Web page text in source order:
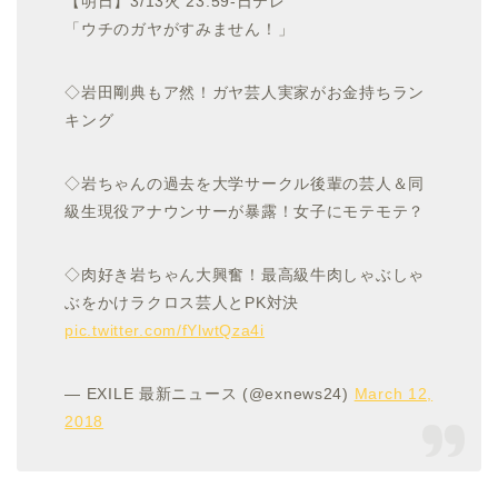
「ウチのガヤがすみません！」
◇岩田剛典もア然！ガヤ芸人実家がお金持ちラン
キング
◇岩ちゃんの過去を大学サークル後輩の芸人＆同
級生現役アナウンサーが暴露！女子にモテモテ？
◇肉好き岩ちゃん大興奮！最高級牛肉しゃぶしゃ
ぶをかけラクロス芸人とPK対決
pic.twitter.com/fYlwtQza4i
— EXILE 最新ニュース (@exnews24) March 12,
2018